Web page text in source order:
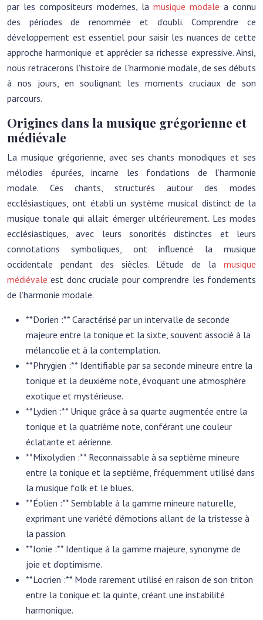
par les compositeurs modernes, la musique modale a connu
des périodes de renommée et d’oubli. Comprendre ce
développement est essentiel pour saisir les nuances de cette
approche harmonique et apprécier sa richesse expressive. Ainsi,
nous retracerons l’histoire de l’harmonie modale, de ses débuts
à nos jours, en soulignant les moments cruciaux de son
parcours.
Origines dans la musique grégorienne et
médiévale
La musique grégorienne, avec ses chants monodiques et ses
mélodies épurées, incarne les fondations de l’harmonie
modale. Ces chants, structurés autour des modes
ecclésiastiques, ont établi un système musical distinct de la
musique tonale qui allait émerger ultérieurement. Les modes
ecclésiastiques, avec leurs sonorités distinctes et leurs
connotations symboliques, ont influencé la musique
occidentale pendant des siècles. L’étude de la musique
médiévaleest donc cruciale pour comprendre les fondements
de l’harmonie modale.
**Dorien :** Caractérisé par un intervalle de seconde
majeure entre la tonique et la sixte, souvent associé à la
mélancolie et à la contemplation.
**Phrygien :** Identifiable par sa seconde mineure entre la
tonique et la deuxième note, évoquant une atmosphère
exotique et mystérieuse.
**Lydien :** Unique grâce à sa quarte augmentée entre la
tonique et la quatrième note, conférant une couleur
éclatante et aérienne.
**Mixolydien :** Reconnaissable à sa septième mineure
entre la tonique et la septième, fréquemment utilisé dans
la musique folk et le blues.
**Éolien :** Semblable à la gamme mineure naturelle,
exprimant une variété d’émotions allant de la tristesse à
la passion.
**Ionie :** Identique à la gamme majeure, synonyme de
joie et d’optimisme.
**Locrien :** Mode rarement utilisé en raison de son triton
entre la tonique et la quinte, créant une instabilité
harmonique.